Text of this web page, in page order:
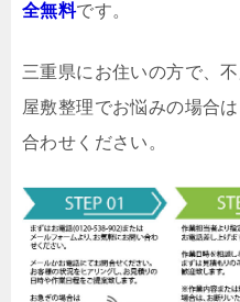
全無料です。
三重県にお住いの方で、
屋敷整理でお悩みの場合
合わせください。